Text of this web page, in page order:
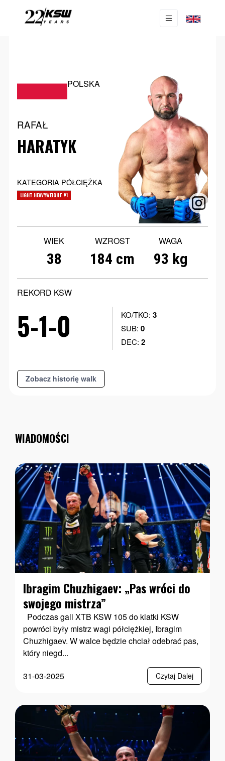
POLSKA
RAFAŁ
HARATYK
KATEGORIA PÓŁCIĘŻKA
LIGHT HEAVYWEIGHT #1
WIEK
38
WZROST
184 cm
WAGA
93 kg
REKORD KSW
5-1-0 KO/TKO: 3
SUB: 0
DEC: 2
Zobacz historię walk
WIADOMOŚCI
Ibragim Chuzhigaev: „Pas wróci do
swojego mistrza”
Podczas gali XTB KSW 105 do klatki KSW
powróci były mistrz wagi półciężkiej, Ibragim
Chuzhigaev. W walce będzie chciał odebrać pas,
który niegd...
31-03-2025
Czytaj Dalej